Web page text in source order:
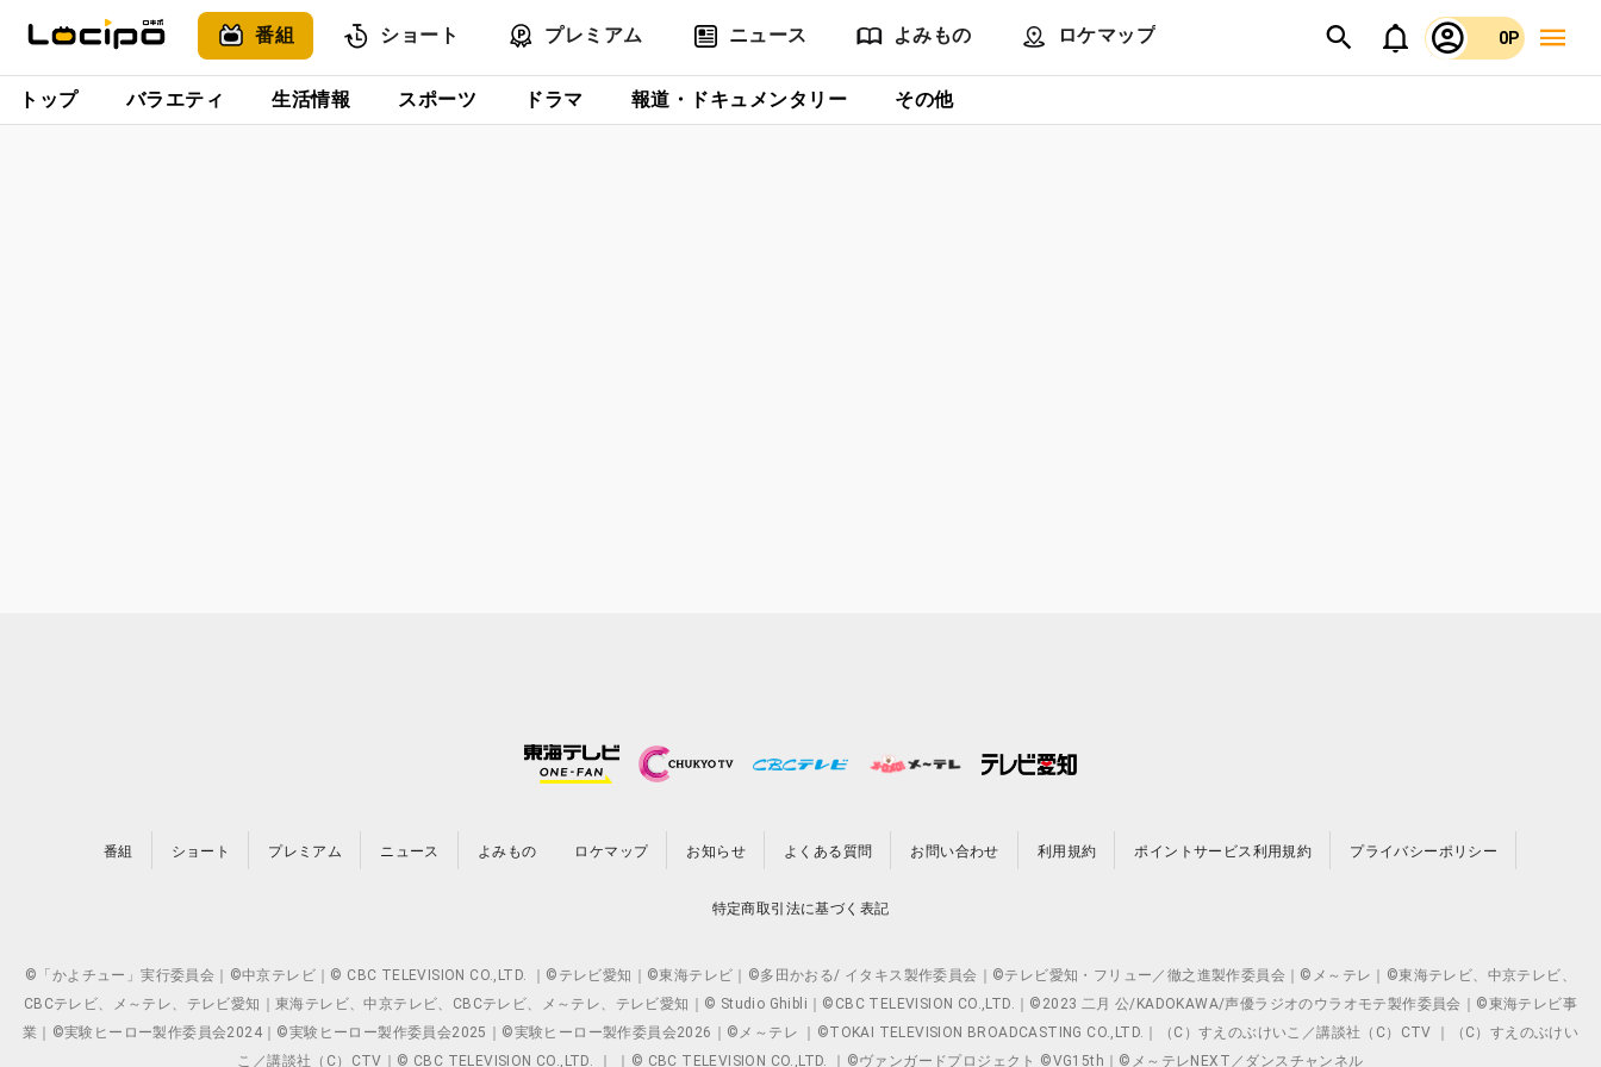
番組 ショート プレミアム ニュース よみもの ロケマップ 0P
トップ バラエティ 生活情報 スポーツ ドラマ 報道・ドキュメンタリー その他
番組 ショート プレミアム ニュース よみもの ロケマップ お知らせ よくある質問 お問い合わせ 利用規約 ポイントサービス利用規約 プライバシーポリシー
特定商取引法に基づく表記
©「かよチュー」実行委員会｜©中京テレビ｜© CBC TELEVISION CO.,LTD. ｜©テレビ愛知｜©東海テレビ｜©多田かおる/ イタキス製作委員会｜©テレビ愛知・フリュー／徹之進製作委員会｜©メ～テレ｜©東海テレビ、中京テレビ、
CBCテレビ、メ～テレ、テレビ愛知｜東海テレビ、中京テレビ、CBCテレビ、メ～テレ、テレビ愛知｜© Studio Ghibli｜©CBC TELEVISION CO.,LTD.｜©2023 二月 公/KADOKAWA/声優ラジオのウラオモテ製作委員会｜©東海テレビ事
業｜©実験ヒーロー製作委員会2024｜©実験ヒーロー製作委員会2025｜©実験ヒーロー製作委員会2026｜©メ～テレ ｜©TOKAI TELEVISION BROADCASTING CO.,LTD.｜（C）すえのぶけいこ／講談社（C）CTV ｜（C）すえのぶけい
こ／講談社（C）CTV｜© CBC TELEVISION CO.,LTD. ｜ ｜© CBC TELEVISION CO.,LTD. ｜©ヴァンガードプロジェクト ©VG15th｜©メ～テレNEXT／ダンスチャンネル